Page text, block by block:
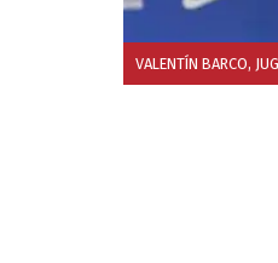
VALENTÍN BARCO,